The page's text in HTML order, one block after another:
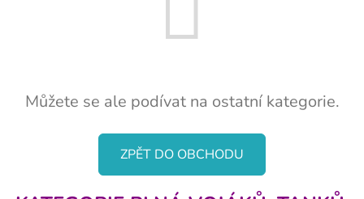
Můžete se ale podívat na ostatní kategorie.
ZPĚT DO OBCHODU